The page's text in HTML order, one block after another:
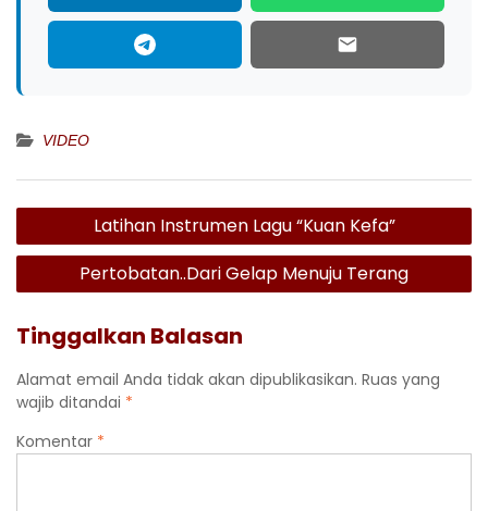
VIDEO
Navigasi
pos
Latihan Instrumen Lagu “Kuan Kefa”
Pertobatan..Dari Gelap Menuju Terang
Tinggalkan Balasan
Alamat email Anda tidak akan dipublikasikan. Ruas yang
wajib ditandai *
Komentar *